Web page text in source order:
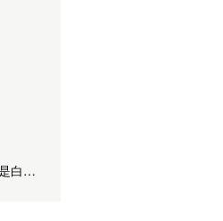
美